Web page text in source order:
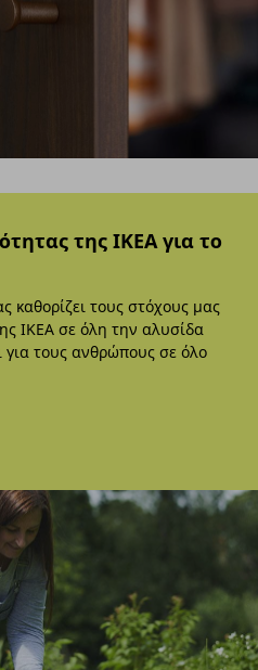
της ΙΚΕΑ για το
καθορίζει τους στόχους μας
ΙΚΕΑ σε όλη την αλυσίδα
για τους ανθρώπους σε όλο